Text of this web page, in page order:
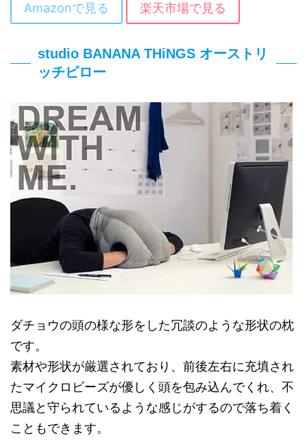
Amazonで見る
楽天市場で見る
studio BANANA THiNGS オーストリ
ッチピロー
ダチョウの頭の様な形をした冗談のような形状の枕
です。
素材や形状が厳選されており、前後左右に充填され
たマイクロビーズが優しく頭を包み込んでくれ、不
思議と守られているような感じがするので落ち着く
こともできます。